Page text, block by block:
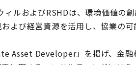
ィルおよびRSHDは、環境価値の
よび経営資源を活用し、協業の可
Asset Developer」を掲げ、金